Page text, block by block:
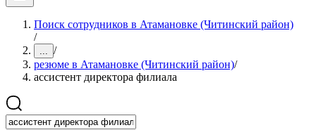
Поиск сотрудников в Атамановке (Читинский район)
/
... /
резюме в Атамановке (Читинский район)/
ассистент директора филиала